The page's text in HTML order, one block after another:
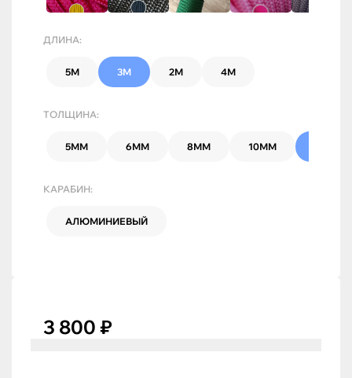
ДЛИНА:
5М 3М 2М 4М
ТОЛЩИНА:
5ММ 6ММ 8ММ 10ММ
КАРАБИН:
АЛЮМИНИЕВЫЙ
3 800 ₽